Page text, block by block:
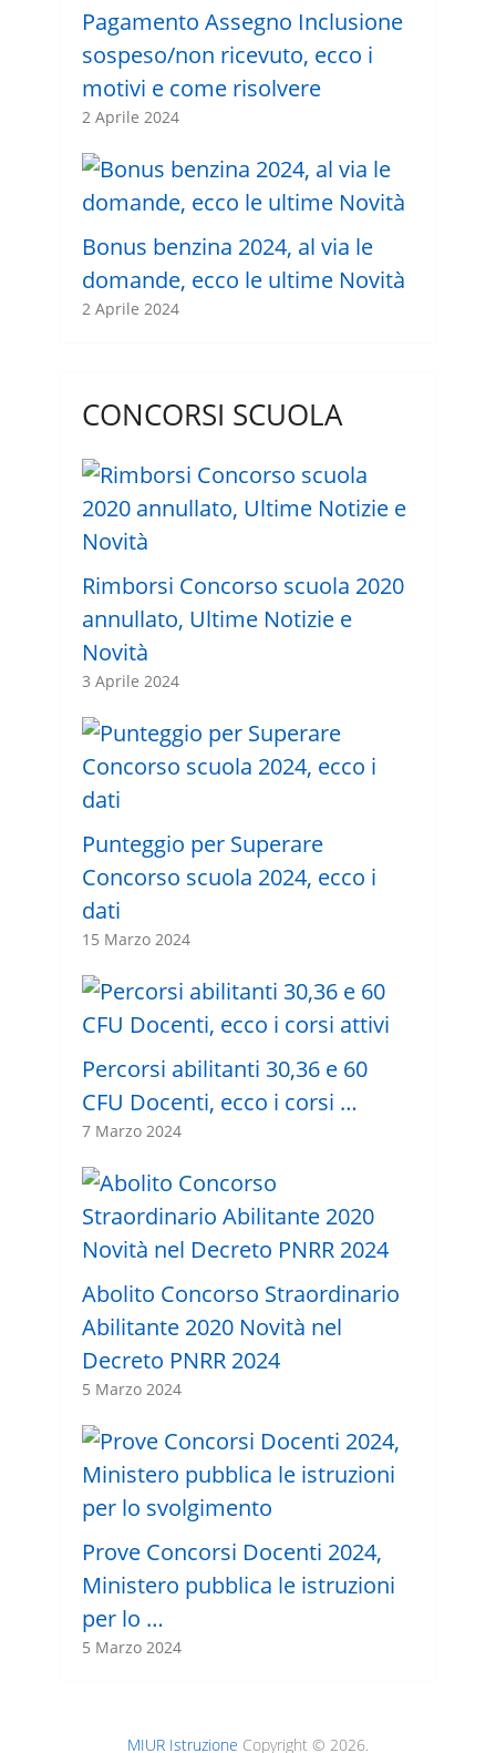
Pagamento Assegno Inclusione
sospeso/non ricevuto, ecco i
motivi e come risolvere
2 Aprile 2024
Bonus benzina 2024, al via le
domande, ecco le ultime Novità
2 Aprile 2024
CONCORSI SCUOLA
Rimborsi Concorso scuola 2020
annullato, Ultime Notizie e
Novità
3 Aprile 2024
Punteggio per Superare
Concorso scuola 2024, ecco i
dati
15 Marzo 2024
Percorsi abilitanti 30,36 e 60
CFU Docenti, ecco i corsi …
7 Marzo 2024
Abolito Concorso Straordinario
Abilitante 2020 Novità nel
Decreto PNRR 2024
5 Marzo 2024
Prove Concorsi Docenti 2024,
Ministero pubblica le istruzioni
per lo …
5 Marzo 2024
MIUR Istruzione Copyright © 2026.